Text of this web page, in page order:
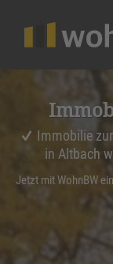
Immobilie
in Altbach
Jetzt mit WohnBW